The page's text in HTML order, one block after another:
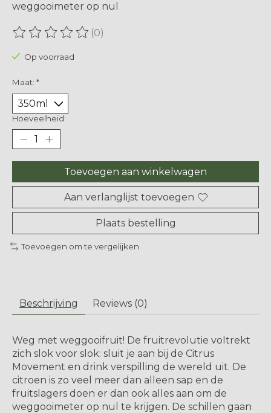
weggooimeter op nul
De beoordeling van dit product is
(0)
Op voorraad
Maat: *
Hoeveelheid:
Toevoegen aan winkelwagen
Aan verlanglijst toevoegen
Plaats bestelling
Toevoegen om te vergelijken
Beschrijving Reviews (0)
Weg met weggooifruit! De fruitrevolutie voltrekt
zich slok voor slok: sluit je aan bij de Citrus
Movement en drink verspilling de wereld uit. De
citroen is zo veel meer dan alleen sap en de
fruitslagers doen er dan ook alles aan om de
weggooimeter op nul te krijgen. De schillen gaan